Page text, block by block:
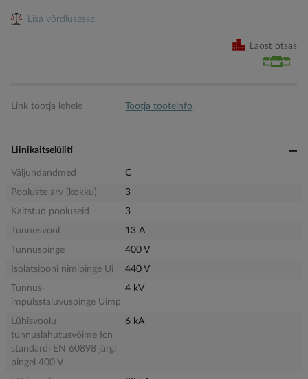
Lisa võrdlusesse
Laost otsas
Link tootja lehele Tootja tooteinfo
Liinikaitselüliti
Väljundandmed
C
Pooluste arv (kokku)
3
Kaitstud pooluseid
3
Tunnusvool
13 A
Tunnuspinge
400 V
Isolatsiooni nimipinge Ui
440 V
Tunnus-
impulsstaluvuspinge Uimp
4 kV
Lühisvoolu
tunnuslahutusvõime Icn
standardi EN 60898 järgi
pingel 400 V
6 kA